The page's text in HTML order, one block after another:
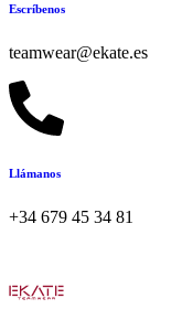
Escríbenos
teamwear@ekate.es
Llámanos
+34 679 45 34 81